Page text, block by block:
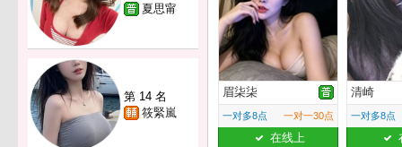
夏思甯
第 14 名
筱緊嵐
眉柒柒
一对多8点 一对一30点
在线上
清崎
一对多8点